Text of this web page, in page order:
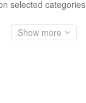
selected categories
Show more